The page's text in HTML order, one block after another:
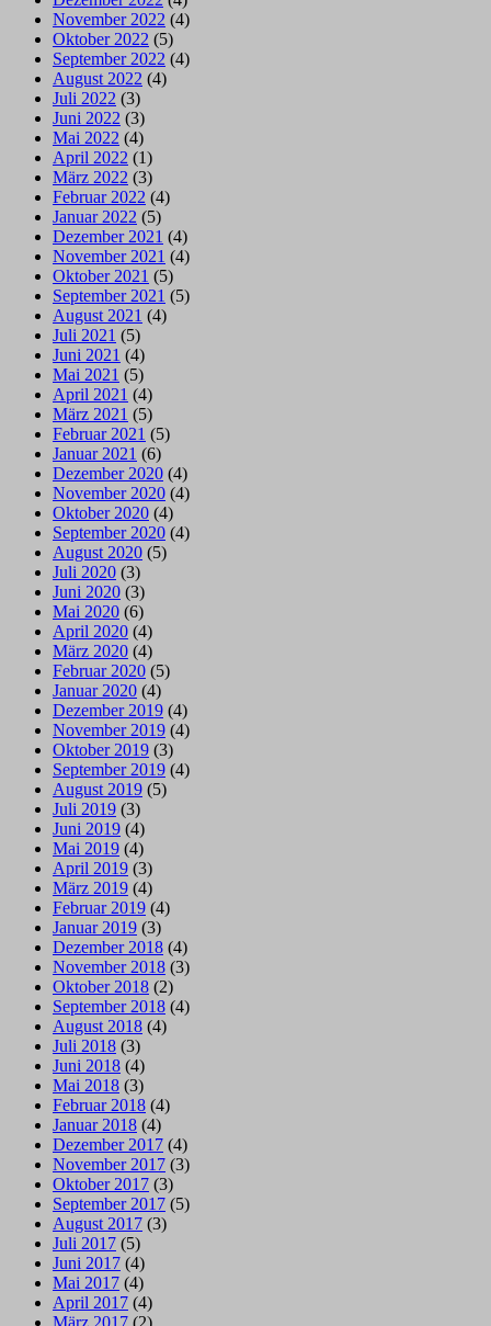
November 2022 (4)
Oktober 2022 (5)
September 2022 (4)
August 2022 (4)
Juli 2022 (3)
Juni 2022 (3)
Mai 2022 (4)
April 2022 (1)
März 2022 (3)
Februar 2022 (4)
Januar 2022 (5)
Dezember 2021 (4)
November 2021 (4)
Oktober 2021 (5)
September 2021 (5)
August 2021 (4)
Juli 2021 (5)
Juni 2021 (4)
Mai 2021 (5)
April 2021 (4)
März 2021 (5)
Februar 2021 (5)
Januar 2021 (6)
Dezember 2020 (4)
November 2020 (4)
Oktober 2020 (4)
September 2020 (4)
August 2020 (5)
Juli 2020 (3)
Juni 2020 (3)
Mai 2020 (6)
April 2020 (4)
März 2020 (4)
Februar 2020 (5)
Januar 2020 (4)
Dezember 2019 (4)
November 2019 (4)
Oktober 2019 (3)
September 2019 (4)
August 2019 (5)
Juli 2019 (3)
Juni 2019 (4)
Mai 2019 (4)
April 2019 (3)
März 2019 (4)
Februar 2019 (4)
Januar 2019 (3)
Dezember 2018 (4)
November 2018 (3)
Oktober 2018 (2)
September 2018 (4)
August 2018 (4)
Juli 2018 (3)
Juni 2018 (4)
Mai 2018 (3)
Februar 2018 (4)
Januar 2018 (4)
Dezember 2017 (4)
November 2017 (3)
Oktober 2017 (3)
September 2017 (5)
August 2017 (3)
Juli 2017 (5)
Juni 2017 (4)
Mai 2017 (4)
April 2017 (4)
März 2017 (2)